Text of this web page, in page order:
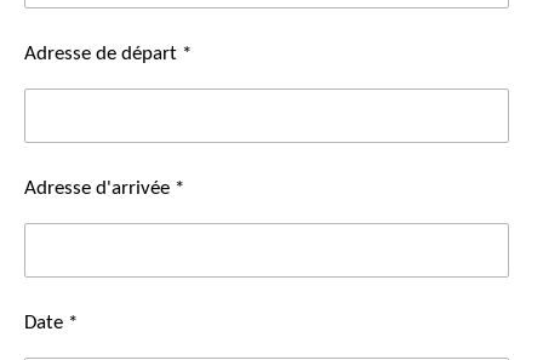
Adresse de départ *
Adresse d'arrivée *
Date *